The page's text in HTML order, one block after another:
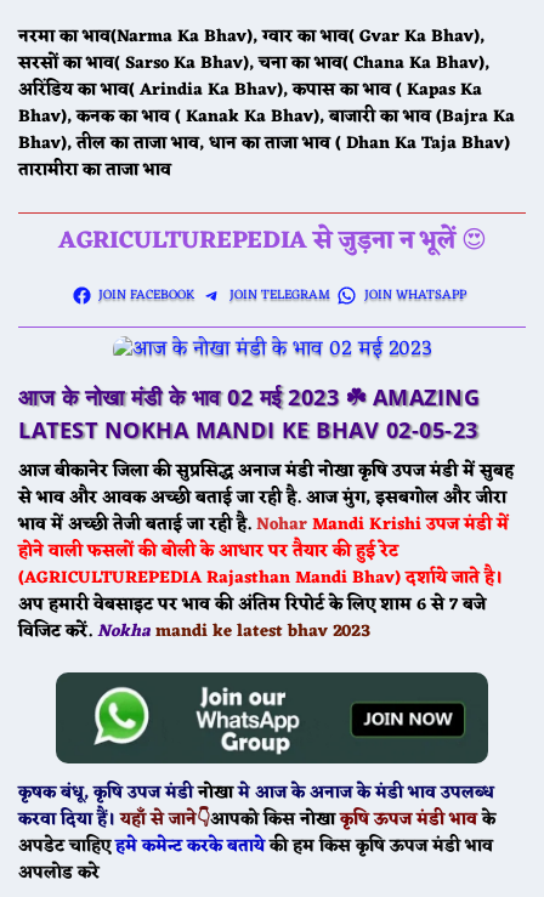
नरमा का भाव(Narma Ka Bhav), ग्वार का भाव( Gvar Ka Bhav),
सरसों का भाव( Sarso Ka Bhav), चना का भाव( Chana Ka Bhav),
अरिंडिय का भाव( Arindia Ka Bhav), कपास का भाव ( Kapas Ka
Bhav), कनक का भाव ( Kanak Ka Bhav), बाजारी का भाव (Bajra Ka
Bhav), तील का ताजा भाव, धान का ताजा भाव ( Dhan Ka Taja Bhav)
तारामीरा का ताजा भाव
AGRICULTUREPEDIA से जुड़ना न भूलें😍
JOIN FACEBOOK JOIN TELEGRAM JOIN WHATSAPP
आज के नोखा मंडी के भाव 02 मई 2023 ☘️ AMAZING
LATEST NOKHA MANDI KE BHAV 02-05-23
आज बीकानेर जिला की सुप्रसिद्ध अनाज मंडी नोखा कृषि उपज मंडी में सुबह
से भाव और आवक अच्छी बताई जा रही है. आज मुंग, इसबगोल और जीरा
भाव में अच्छी तेजी बताई जा रही है.NoharMandiKrishi उपज मंडी में
होने वाली फसलों की बोली के आधार पर तैयार की हुई रेट
(AGRICULTUREPEDIA Rajasthan Mandi Bhav) दर्शाये जाते है।
अप हमारी वेबसाइट पर भाव की अंतिम रिपोर्ट के लिए शाम 6 से 7 बजे
विजिट करें.Nokhamandi ke latest bhav 2023
कृषक बंधू, कृषि उपज मंडीनोखामेआज केअनाज के मंडी भाव उपलब्ध
करवा दिया हैं। यहाँ से जाने👇आपको किसनोखाकृषि ऊपज मंडी भावके
अपडेट चाहिएहमे कमेन्ट करके बतायेकी हम किस कृषि ऊपज मंडी भाव
अपलोड करे